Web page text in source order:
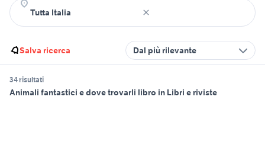
Salva ricerca Dal più rilevante
34 risultati
Animali fantastici e dove trovarli libro in Libri e riviste